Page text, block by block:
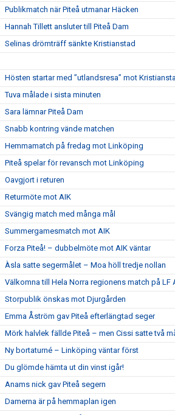
Publikmatch när Piteå utmanar Häcken
Hannah Tillett ansluter till Piteå Dam
Selinas drömträff sänkte Kristianstad
Hösten startar med ”utlandsresa” mot
Tuva målade i sista minuten
Sara lämnar Piteå Dam
Snabb kontring vände matchen
Hemmamatch på fredag mot Linköping
Piteå spelar för revansch mot Linköping
Oavgjort i returen
Returmöte mot AIK
Svängig match med många mål
Summergamesmatch mot AIK
Forza Piteå! – dubbelmöte mot AIK väntar
Àsla satte segermålet – Moa höll tredje nollan
Välkomna till Hela Norra regionens match på LF
Storpublik önskas mot Djurgården
Emma Åström gav Piteå efterlängtad seger
Mörk halvlek fällde Piteå – men Cissi satte två
Ny bortaturné – Linköping väntar först
Du glömde hämta ut din vinst igår!
Anams nick gav Piteå segern
Damerna är på hemmaplan igen